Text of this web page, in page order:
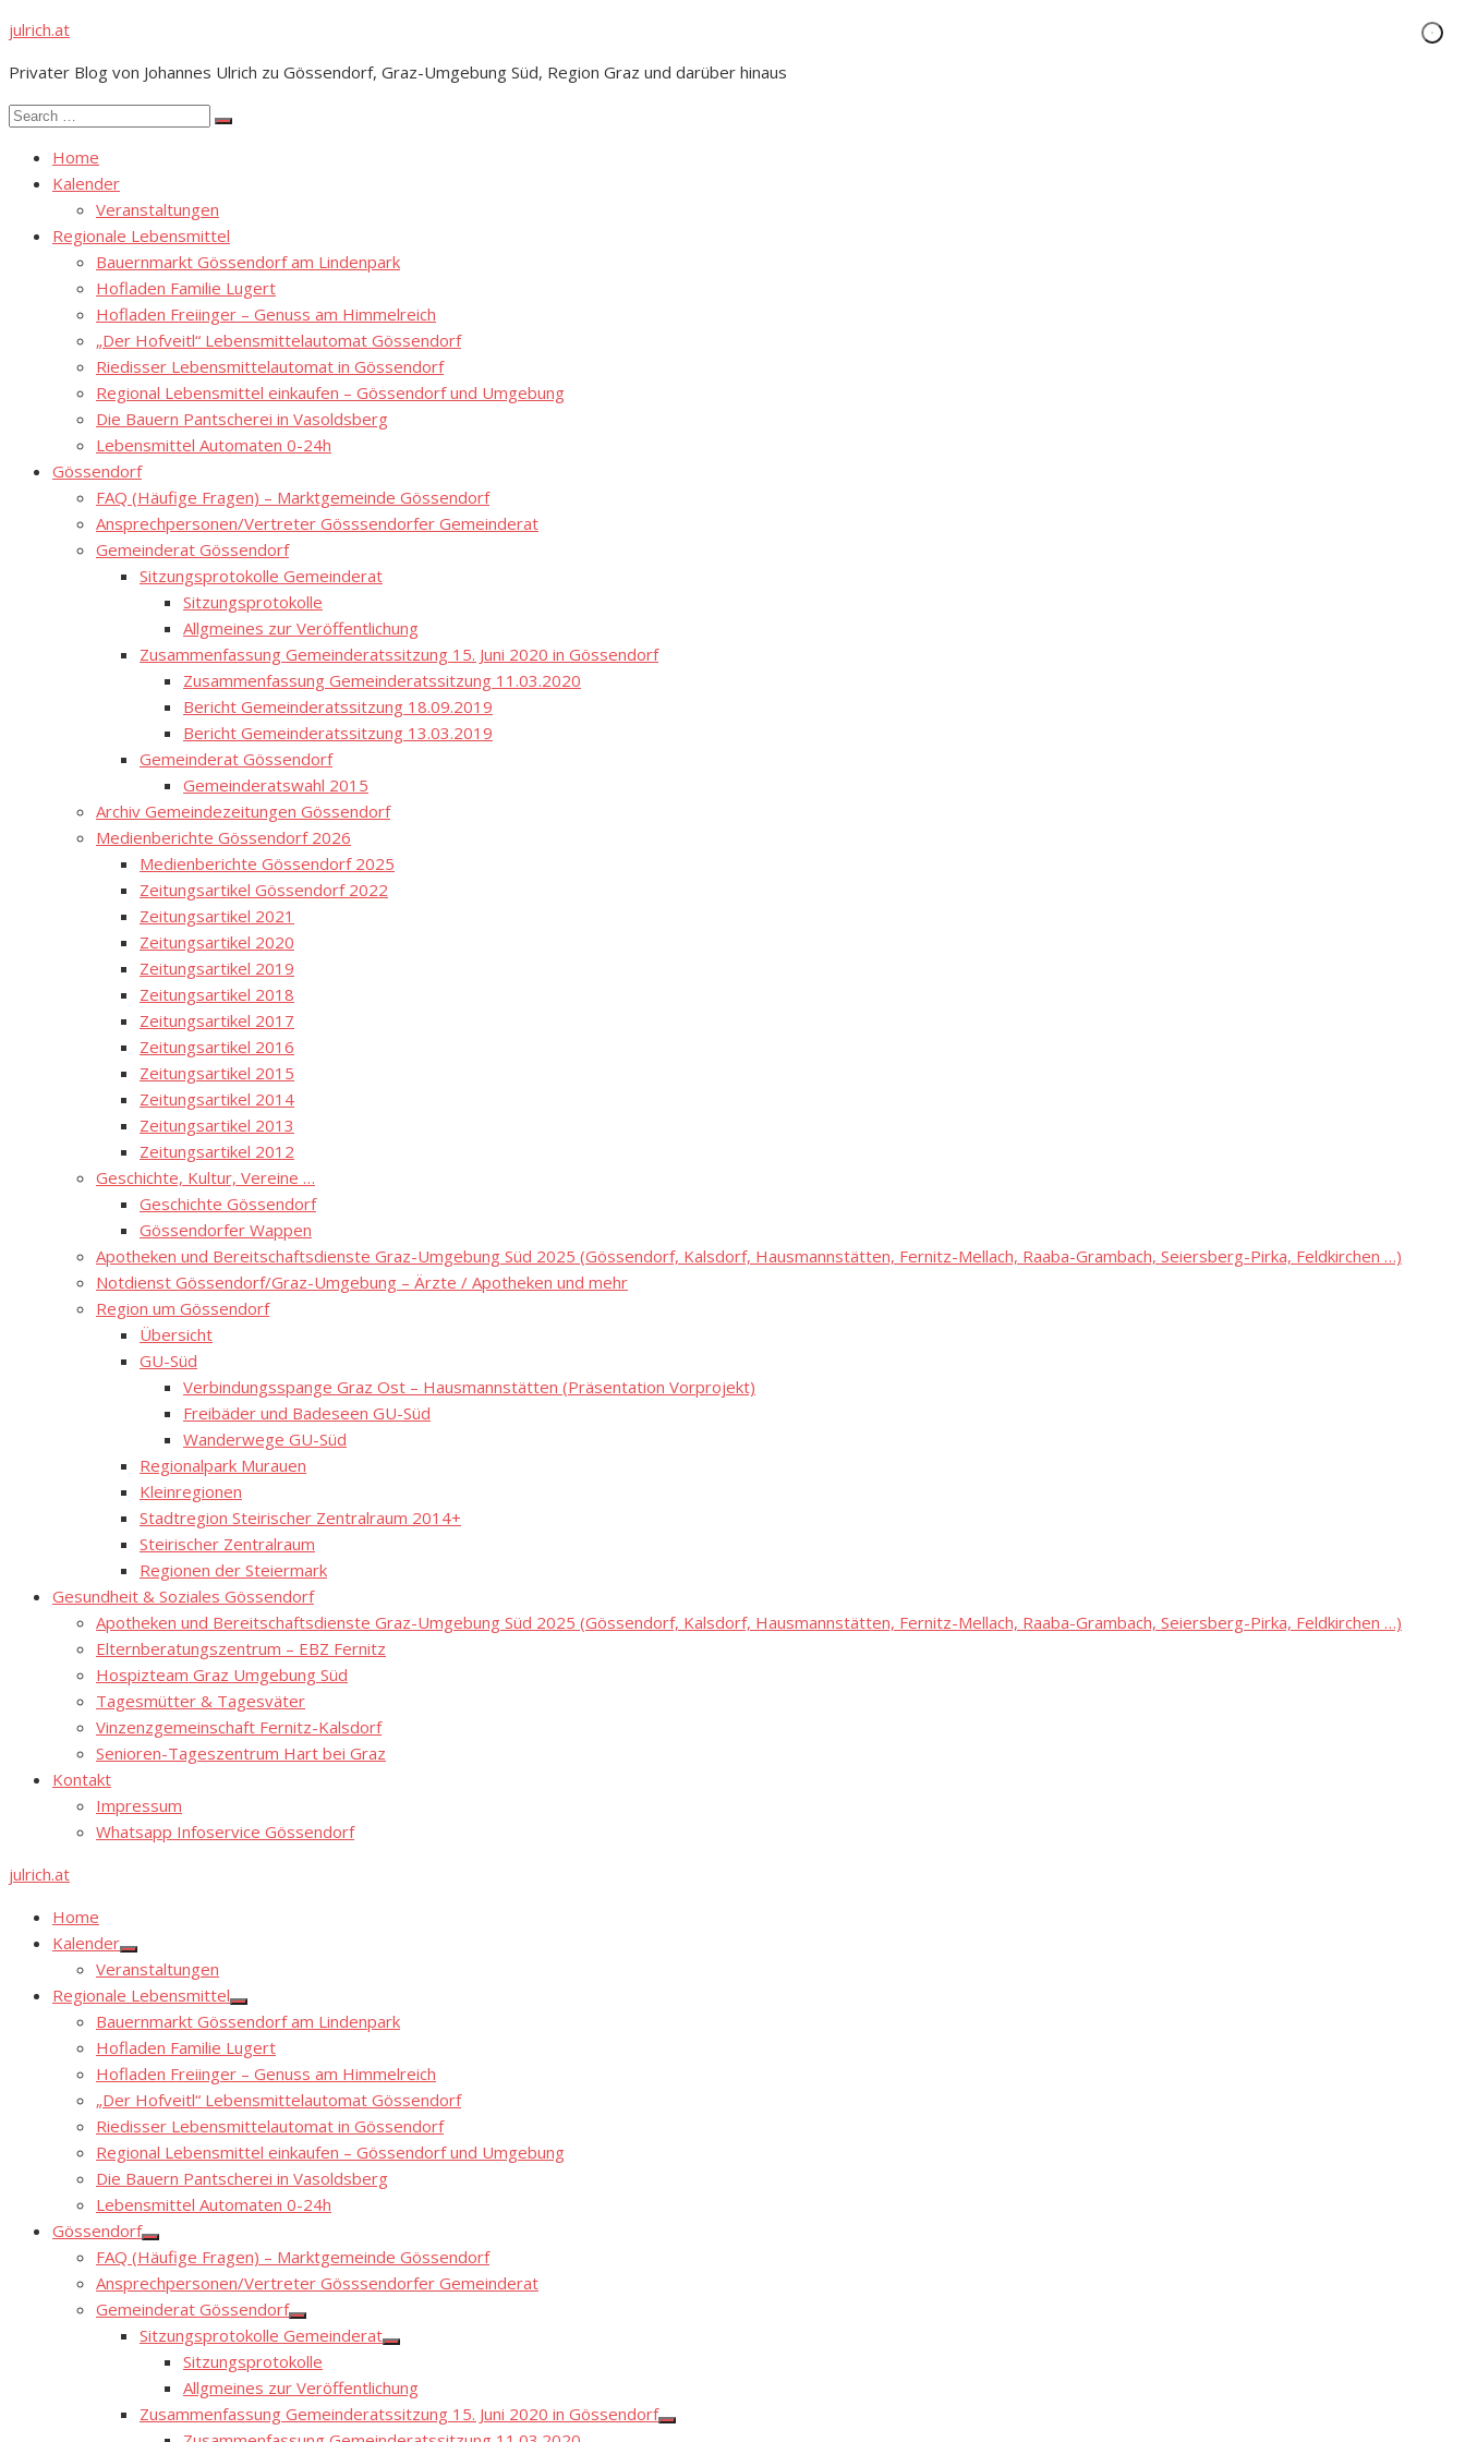
Skip
content
julrich.at
Privater Blog von Johannes Ulrich zu Gössendorf, Graz-Umgebung Süd, Region Graz und darüber hinaus
Search
Search
Home
Kalender
Veranstaltungen
Regionale Lebensmittel
Bauernmarkt Gössendorf am Lindenpark
Hofladen Familie Lugert
Hofladen Freiinger – Genuss am Himmelreich
„Der Hofveitl“ Lebensmittelautomat Gössendorf
Riedisser Lebensmittelautomat in Gössendorf
Regional Lebensmittel einkaufen – Gössendorf und Umgebung
Die Bauern Pantscherei in Vasoldsberg
Lebensmittel Automaten 0-24h
Gössendorf
FAQ (Häufige Fragen) – Marktgemeinde Gössendorf
Ansprechpersonen/Vertreter Gösssendorfer Gemeinderat
Gemeinderat Gössendorf
Sitzungsprotokolle Gemeinderat
Sitzungsprotokolle
Allgmeines zur Veröffentlichung
Zusammenfassung Gemeinderatssitzung 15. Juni 2020 in Gössendorf
Zusammenfassung Gemeinderatssitzung 11.03.2020
Bericht Gemeinderatssitzung 18.09.2019
Bericht Gemeinderatssitzung 13.03.2019
Gemeinderat Gössendorf
Gemeinderatswahl 2015
Archiv Gemeindezeitungen Gössendorf
Medienberichte Gössendorf 2026
Medienberichte Gössendorf 2025
Zeitungsartikel Gössendorf 2022
Zeitungsartikel 2021
Zeitungsartikel 2020
Zeitungsartikel 2019
Zeitungsartikel 2018
Zeitungsartikel 2017
Zeitungsartikel 2016
Zeitungsartikel 2015
Zeitungsartikel 2014
Zeitungsartikel 2013
Zeitungsartikel 2012
Geschichte, Kultur, Vereine …
Geschichte Gössendorf
Gössendorfer Wappen
Apotheken und Bereitschaftsdienste Graz-Umgebung Süd 2025 (Gössendorf, Kalsdorf, Hausmannstätten, Fernitz-Mellach, Raaba-Grambach, Seiersberg-Pirka, Feldkirchen …)
Notdienst Gössendorf/Graz-Umgebung – Ärzte / Apotheken und mehr
Region um Gössendorf
Übersicht
GU-Süd
Verbindungsspange Graz Ost – Hausmannstätten (Präsentation Vorprojekt)
Freibäder und Badeseen GU-Süd
Wanderwege GU-Süd
Regionalpark Murauen
Kleinregionen
Stadtregion Steirischer Zentralraum 2014+
Steirischer Zentralraum
Regionen der Steiermark
Gesundheit & Soziales Gössendorf
Apotheken und Bereitschaftsdienste Graz-Umgebung Süd 2025 (Gössendorf, Kalsdorf, Hausmannstätten, Fernitz-Mellach, Raaba-Grambach, Seiersberg-Pirka, Feldkirchen …)
Elternberatungszentrum – EBZ Fernitz
Hospizteam Graz Umgebung Süd
Tagesmütter & Tagesväter
Vinzenzgemeinschaft Fernitz-Kalsdorf
Senioren-Tageszentrum Hart bei Graz
Kontakt
Impressum
Whatsapp Infoservice Gössendorf
julrich.at
Home
Kalender
Show
sub
menu
Veranstaltungen
Regionale Lebensmittel
Show
sub
menu
Bauernmarkt Gössendorf am Lindenpark
Hofladen Familie Lugert
Hofladen Freiinger – Genuss am Himmelreich
„Der Hofveitl“ Lebensmittelautomat Gössendorf
Riedisser Lebensmittelautomat in Gössendorf
Regional Lebensmittel einkaufen – Gössendorf und Umgebung
Die Bauern Pantscherei in Vasoldsberg
Lebensmittel Automaten 0-24h
Gössendorf
Show
sub
menu
FAQ (Häufige Fragen) – Marktgemeinde Gössendorf
Ansprechpersonen/Vertreter Gösssendorfer Gemeinderat
Gemeinderat Gössendorf
Show
sub
menu
Sitzungsprotokolle Gemeinderat
Show
menu
Sitzungsprotokolle
Allgmeines zur Veröffentlichung
Zusammenfassung Gemeinderatssitzung 15. Juni 2020 in Gössendorf
Show